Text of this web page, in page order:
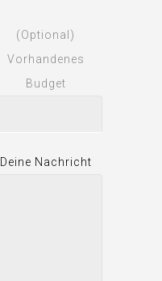
(Optional)
Vorhandenes
Budget
Deine Nachricht